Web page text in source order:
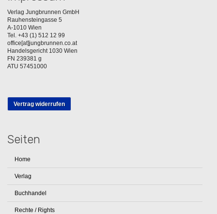
Verlag Jungbrunnen GmbH
Rauhensteingasse 5
A-1010 Wien
Tel. +43 (1) 512 12 99
office[at]jungbrunnen.co.at
Handelsgericht 1030 Wien
FN 239381 g
ATU 57451000
Vertrag widerrufen
Seiten
Home
Verlag
Buchhandel
Rechte / Rights